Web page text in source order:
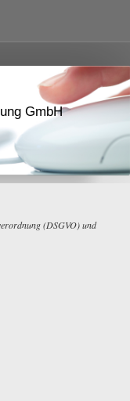
GmbH
(DSGVO) und